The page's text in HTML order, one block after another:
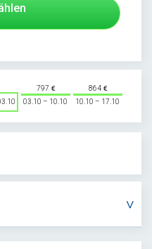
797
03.10 – 10.10
864
10.10 – 17.10